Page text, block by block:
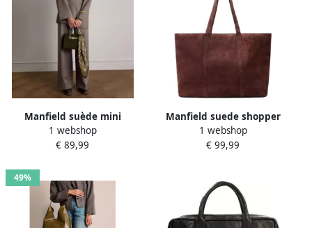
Manfield suède mini
handtas olijfgroen
1 webshop
€ 89,99
Manfield suede shopper
donkerrood
1 webshop
€ 99,99
49%